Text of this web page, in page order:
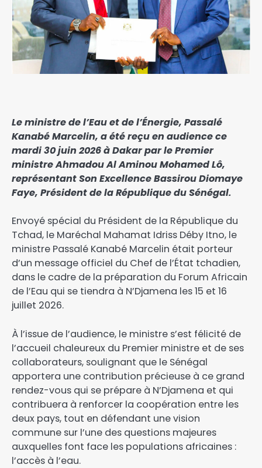
Le ministre de l’Eau et de l’Énergie, Passalé
Kanabé Marcelin, a été reçu en audience ce
mardi 30 juin 2026 à Dakar par le Premier
ministre Ahmadou Al Aminou Mohamed Lô,
représentant Son Excellence Bassirou Diomaye
Faye, Président de la République du Sénégal.
Envoyé spécial du Président de la République du
Tchad, le Maréchal Mahamat Idriss Déby Itno, le
ministre Passalé Kanabé Marcelin était porteur
d’un message officiel du Chef de l’État tchadien,
dans le cadre de la préparation du Forum Africain
de l’Eau qui se tiendra à N’Djamena les 15 et 16
juillet 2026.
À l’issue de l’audience, le ministre s’est félicité de
l’accueil chaleureux du Premier ministre et de ses
collaborateurs, soulignant que le Sénégal
apportera une contribution précieuse à ce grand
rendez-vous qui se prépare à N’Djamena et qui
contribuera à renforcer la coopération entre les
deux pays, tout en défendant une vision
commune sur l’une des questions majeures
auxquelles font face les populations africaines :
l’accès à l’eau.